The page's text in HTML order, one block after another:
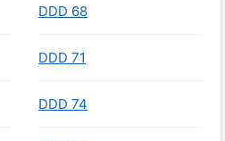
DDD 68
DDD 71
DDD 74